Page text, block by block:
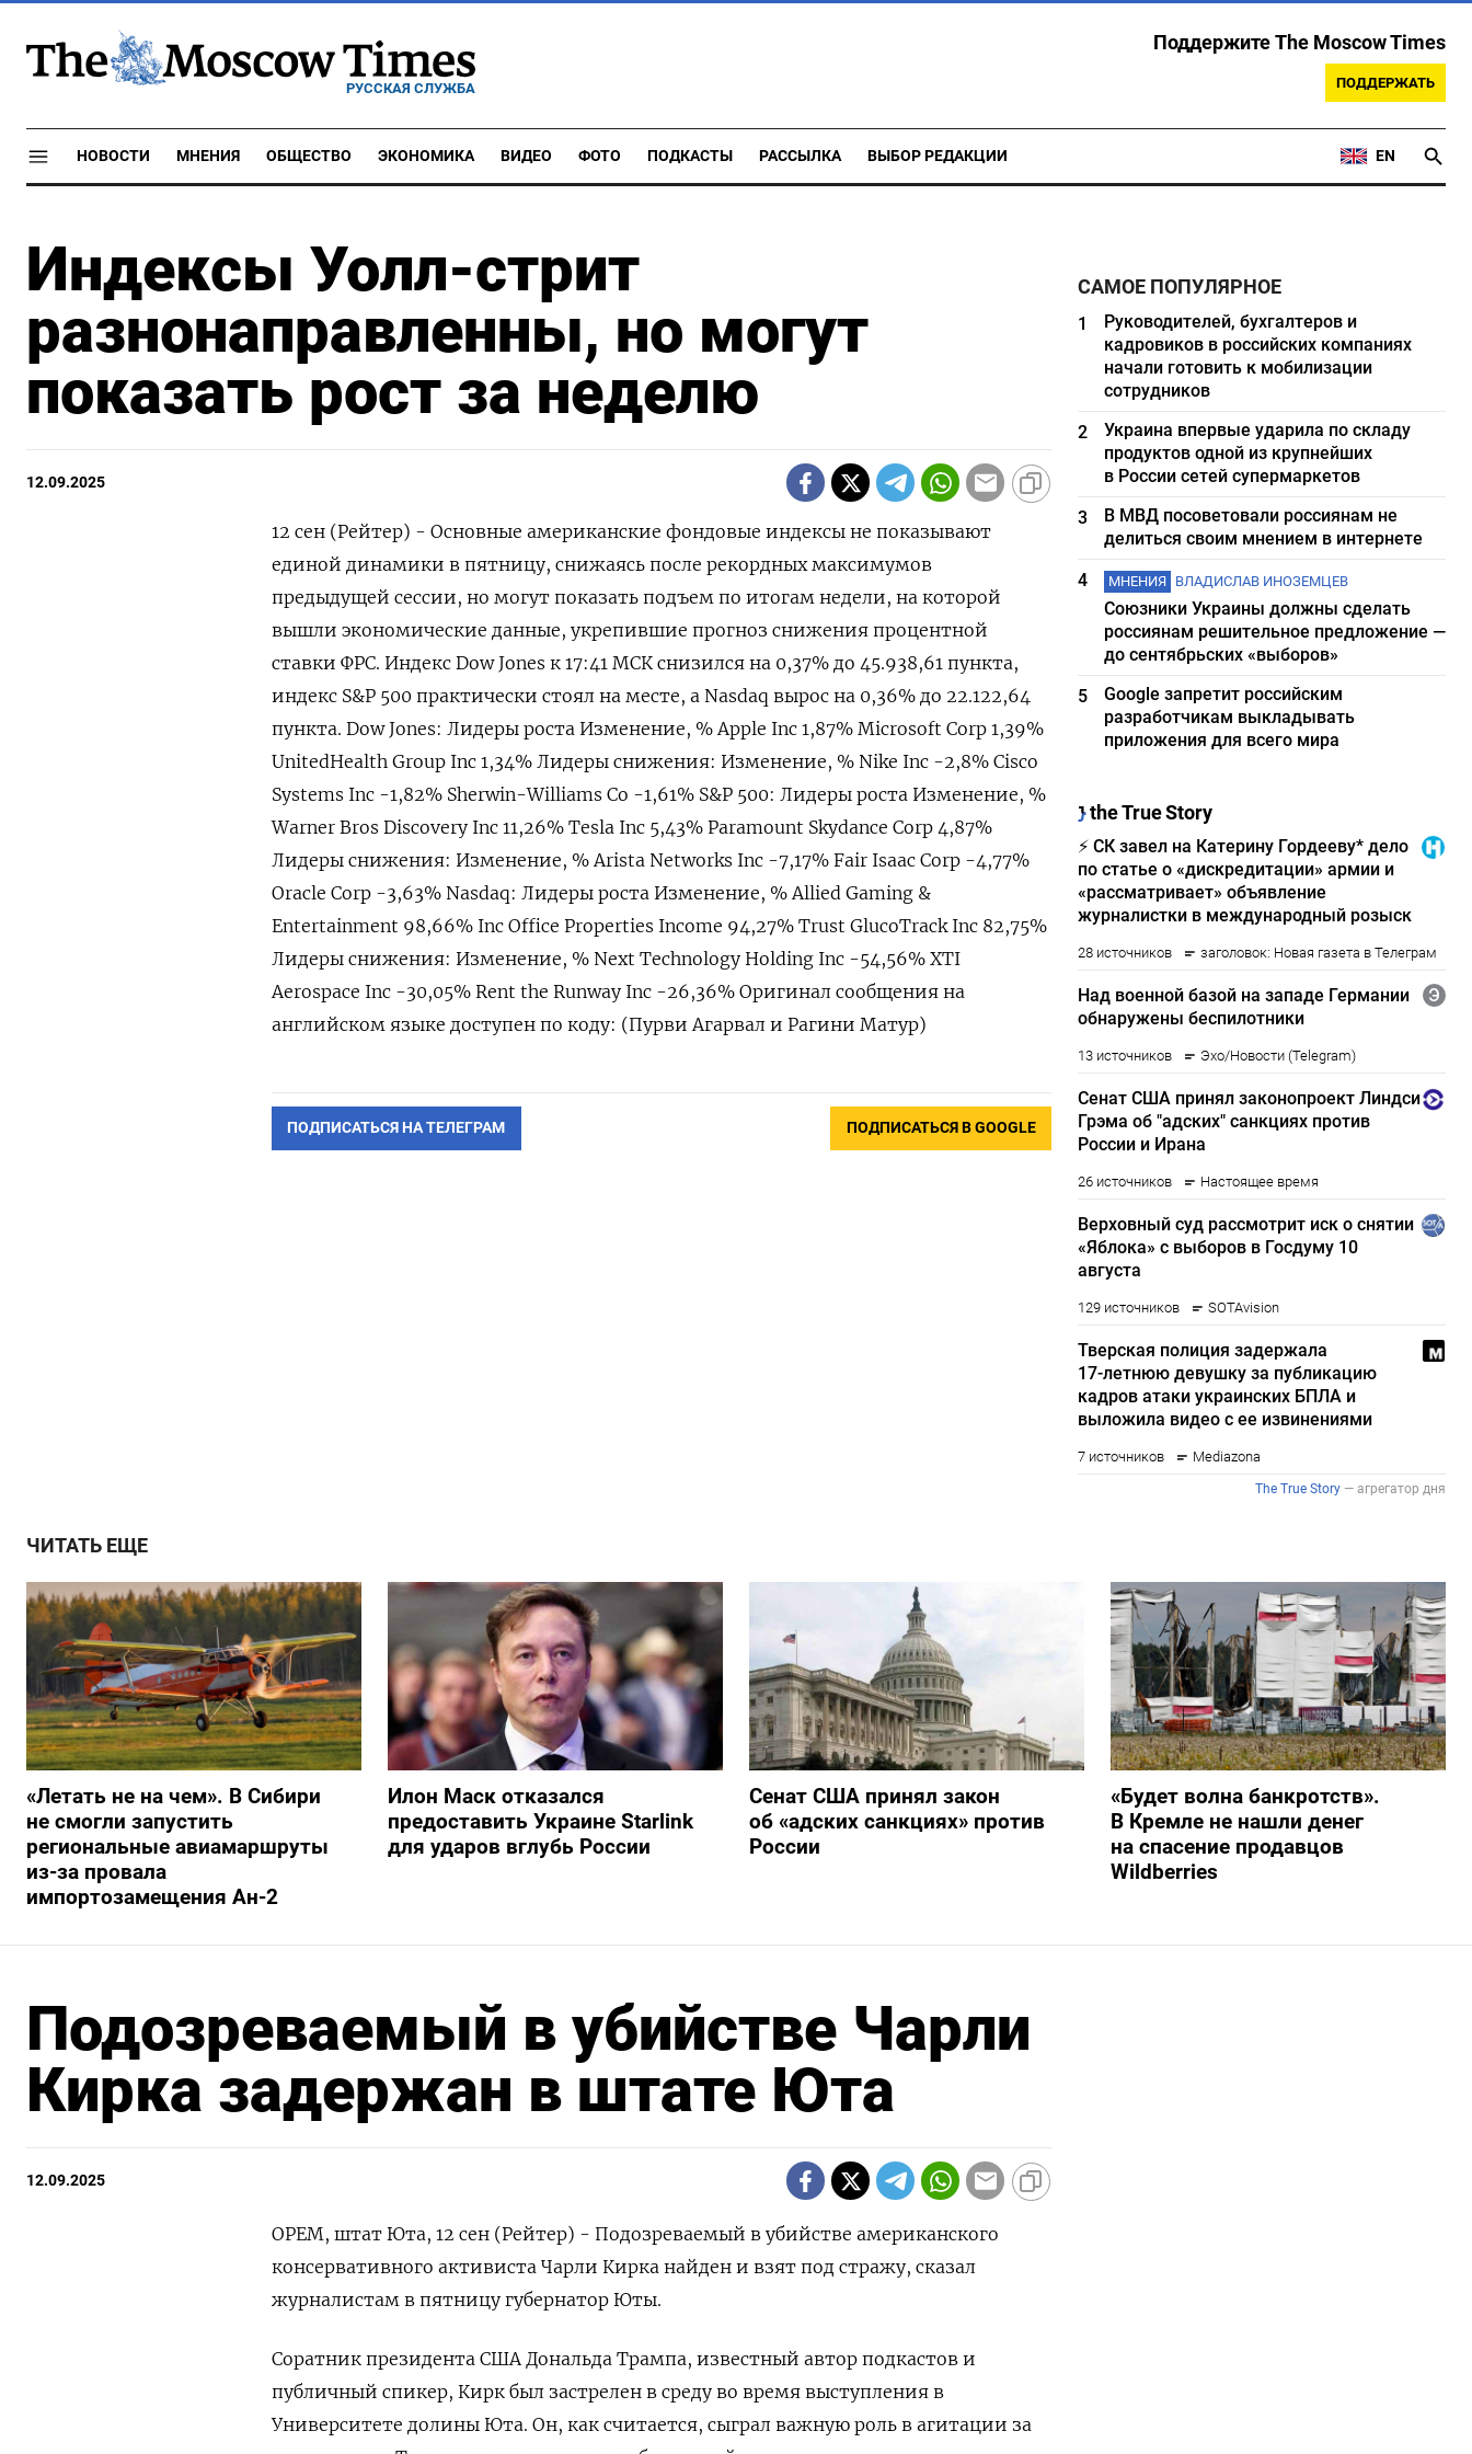
РУССКАЯ СЛУЖБА
Поддержите The Moscow Times
ПОДДЕРЖАТЬ
НОВОСТИ МНЕНИЯ ОБЩЕСТВО ЭКОНОМИКА ВИДЕО ФОТО ПОДКАСТЫ РАССЫЛКА ВЫБОР РЕДАКЦИИ EN
Индексы Уолл-стрит
разнонаправленны, но могут
показать рост за неделю
12.09.2025
12 сен (Рейтер) - Основные американские фондовые индексы не показывают
единой динамики в пятницу, снижаясь после рекордных максимумов
предыдущей сессии, но могут показать подъем по итогам недели, на которой
вышли экономические данные, укрепившие прогноз снижения процентной
ставки ФРС. Индекс Dow Jones к 17:41 МСК снизился на 0,37% до 45.938,61 пункта,
индекс S&P 500 практически стоял на месте, а Nasdaq вырос на 0,36% до 22.122,64
пункта. Dow Jones: Лидеры роста Изменение, % Apple Inc 1,87% Microsoft Corp 1,39%
UnitedHealth Group Inc 1,34% Лидеры снижения: Изменение, % Nike Inc -2,8% Cisco
Systems Inc -1,82% Sherwin-Williams Co -1,61% S&P 500: Лидеры роста Изменение, %
Warner Bros Discovery Inc 11,26% Tesla Inc 5,43% Paramount Skydance Corp 4,87%
Лидеры снижения: Изменение, % Arista Networks Inc -7,17% Fair Isaac Corp -4,77%
Oracle Corp -3,63% Nasdaq: Лидеры роста Изменение, % Allied Gaming &
Entertainment 98,66% Inc Office Properties Income 94,27% Trust GlucoTrack Inc 82,75%
Лидеры снижения: Изменение, % Next Technology Holding Inc -54,56% XTI
Aerospace Inc -30,05% Rent the Runway Inc -26,36% Оригинал сообщения на
английском языке доступен по коду: (Пурви Агарвал и Рагини Матур)
ПОДПИСАТЬСЯ НА ТЕЛЕГРАМ ПОДПИСАТЬСЯ В GOOGLE
САМОЕ ПОПУЛЯРНОЕ
1
Руководителей, бухгалтеров и
кадровиков в российских компаниях
начали готовить к мобилизации
сотрудников
2
Украина впервые ударила по складу
продуктов одной из крупнейших
в России сетей супермаркетов
3
В МВД посоветовали россиянам не
делиться своим мнением в интернете
4
МНЕНИЯ ВЛАДИСЛАВ ИНОЗЕМЦЕВ
Союзники Украины должны сделать
россиянам решительное предложение —
до сентябрьских «выборов»
5
Google запретит российским
разработчикам выкладывать
приложения для всего мира
ЧИТАТЬ ЕЩЕ
«Летать не на чем». В Сибири
не смогли запустить
региональные авиамаршруты
из-за провала
импортозамещения Ан-2
Илон Маск отказался
предоставить Украине Starlink
для ударов вглубь России
Сенат США принял закон
об «адских санкциях» против
России
«Будет волна банкротств».
В Кремле не нашли денег
на спасение продавцов
Wildberries
Подозреваемый в убийстве Чарли
Кирка задержан в штате Юта
12.09.2025
ОРЕМ, штат Юта, 12 сен (Рейтер) - Подозреваемый в убийстве американского
консервативного активиста Чарли Кирка найден и взят под стражу, сказал
журналистам в пятницу губернатор Юты.
Соратник президента США Дональда Трампа, известный автор подкастов и
публичный спикер, Кирк был застрелен в среду во время выступления в
Университете долины Юта. Он, как считается, сыграл важную роль в агитации за